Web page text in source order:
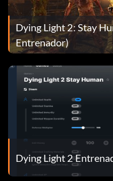
Dying Light 2: Stay
Entrenador)
Dying Light 2